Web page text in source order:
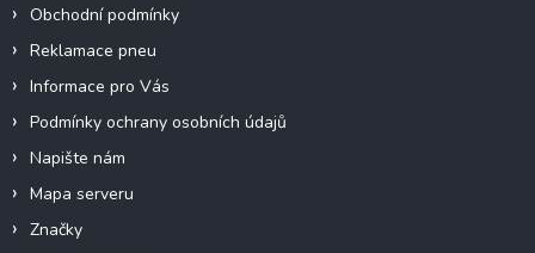
Obchodní podmínky
Reklamace pneu
Informace pro Vás
Podmínky ochrany osobních údajů
Napište nám
Mapa serveru
Značky